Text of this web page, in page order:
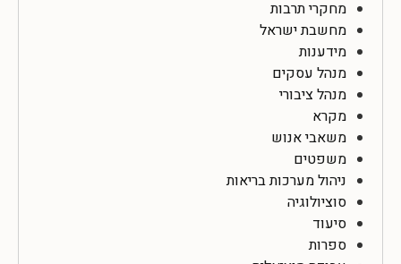
מחקרי תרבות
מחשבת ישראל
מידענות
מנהל עסקים
מנהל ציבורי
מקרא
משאבי אנוש
משפטים
ניהול מערכות בריאות
סוציולוגיה
סיעוד
ספרות